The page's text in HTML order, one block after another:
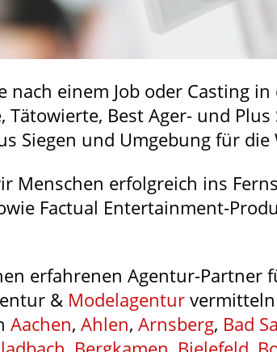
nach einem Job oder Casting
Tätowierte, Best Ager- und
Siegen und Umgebung für die
Menschen erfolgreich ins
Factual Entertainment-
erfahrenen Agentur-Partner
& Modelagentur
Aachen, Ahlen, Arnsberg, Bad